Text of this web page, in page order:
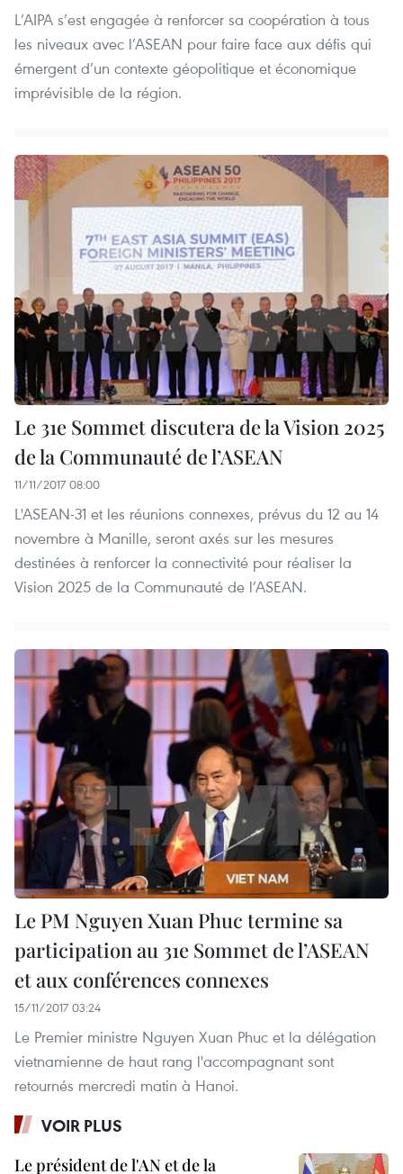
L’AIPA s’est engagée à renforcer sa coopération à tous
les niveaux avec l’ASEAN pour faire face aux défis qui
émergent d’un contexte géopolitique et économique
imprévisible de la région.
Le 31e Sommet discutera de la Vision 2025
de la Communauté de l’ASEAN
11/11/2017 08:00
L'ASEAN-31 et les réunions connexes, prévus du 12 au 14
novembre à Manille, seront axés sur les mesures
destinées à renforcer la connectivité pour réaliser la
Vision 2025 de la Communauté de l’ASEAN.
Le PM Nguyen Xuan Phuc termine sa
participation au 31e Sommet de l’ASEAN
et aux conférences connexes
15/11/2017 03:24
Le Premier ministre Nguyen Xuan Phuc et la délégation
vietnamienne de haut rang l'accompagnant sont
retournés mercredi matin à Hanoi.
VOIR PLUS
Le président de l'AN et de la